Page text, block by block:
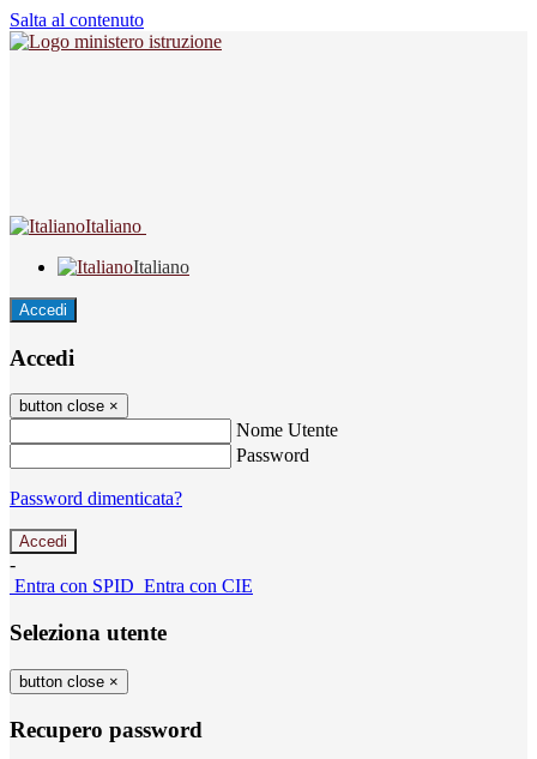
Salta al contenuto
Italiano
Italiano
Accedi
Accedi
button close ×
Nome Utente
Password
Password dimenticata?
-
Entra con SPID Entra con CIE
Seleziona utente
button close ×
Recupero password